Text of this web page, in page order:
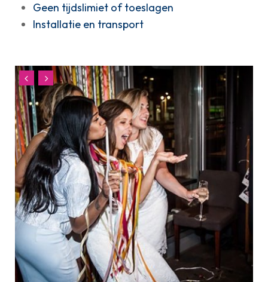
Geen tijdslimiet of toeslagen
Installatie en transport